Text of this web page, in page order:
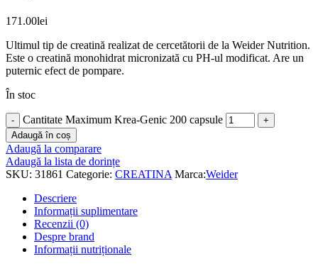
171.00lei
Ultimul tip de creatină realizat de cercetătorii de la Weider Nutrition.
Este o creatină monohidrat micronizată cu PH-ul modificat. Are un
puternic efect de pompare.
În stoc
Cantitate Maximum Krea-Genic 200 capsule
Adaugă în coș
Adaugă la comparare
Adaugă la lista de dorințe
SKU: 31861 Categorie: CREATINA Marca:Weider
Descriere
Informații suplimentare
Recenzii (0)
Despre brand
Informații nutriționale